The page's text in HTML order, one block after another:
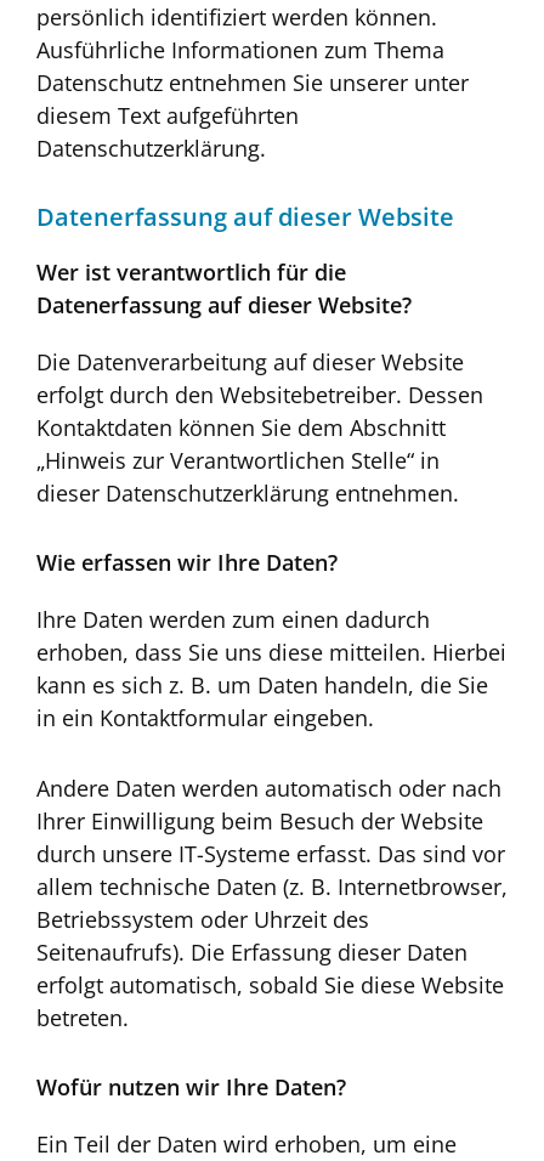
persönlich identifiziert werden können.
Ausführliche Informationen zum Thema
Datenschutz entnehmen Sie unserer unter
diesem Text aufgeführten
Datenschutzerklärung.
Datenerfassung auf dieser Website
Wer ist verantwortlich für die
Datenerfassung auf dieser Website?
Die Datenverarbeitung auf dieser Website
erfolgt durch den Websitebetreiber. Dessen
Kontaktdaten können Sie dem Abschnitt
„Hinweis zur Verantwortlichen Stelle“ in
dieser Datenschutzerklärung entnehmen.
Wie erfassen wir Ihre Daten?
Ihre Daten werden zum einen dadurch
erhoben, dass Sie uns diese mitteilen. Hierbei
kann es sich z. B. um Daten handeln, die Sie
in ein Kontaktformular eingeben.
Andere Daten werden automatisch oder nach
Ihrer Einwilligung beim Besuch der Website
durch unsere IT-Systeme erfasst. Das sind vor
allem technische Daten (z. B. Internetbrowser,
Betriebssystem oder Uhrzeit des
Seitenaufrufs). Die Erfassung dieser Daten
erfolgt automatisch, sobald Sie diese Website
betreten.
Wofür nutzen wir Ihre Daten?
Ein Teil der Daten wird erhoben, um eine